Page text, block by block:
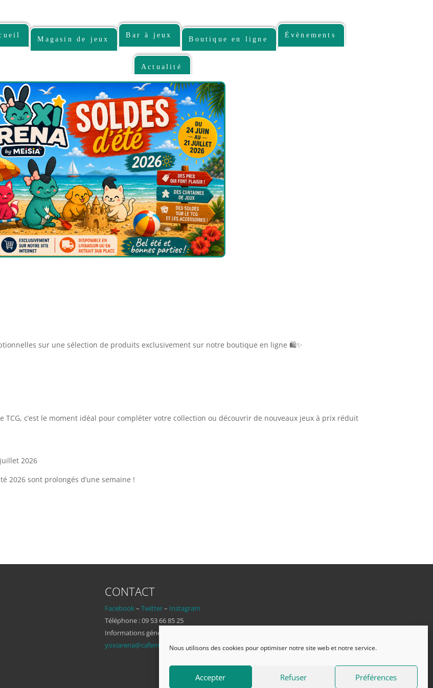
Nous utilisons des cookies pour optimiser notre site web et notre service.
Accepter Refuser Préférences
Magasin de jeux
Bar à jeux
Boutique en ligne
Évènements
Actualité
sur une sélection de produits exclusivement sur notre boutique en ligne 🛍️✨
TCG, c’est le moment idéal pour compléter votre collection ou découvrir de nouveaux jeux à prix réduit
2026
2026 sont prolongés d’une semaine !
CONTACT
Facebook– Twitter– Instagram
Téléphone : 09 53 66 85 25
Informations générales :
yoxiarena@cafemeisia.com